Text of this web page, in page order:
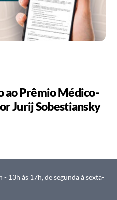
ao Prêmio Médico-
Jurij Sobestiansky
13h às 17h, de segunda à sexta-